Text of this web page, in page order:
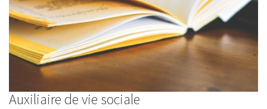
Auxiliaire de vie sociale